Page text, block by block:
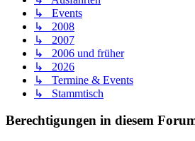
↳ Events
↳ 2008
↳ 2007
↳ 2006 und früher
↳ 2026
↳ Termine & Events
↳ Stammtisch
Berechtigungen in diesem